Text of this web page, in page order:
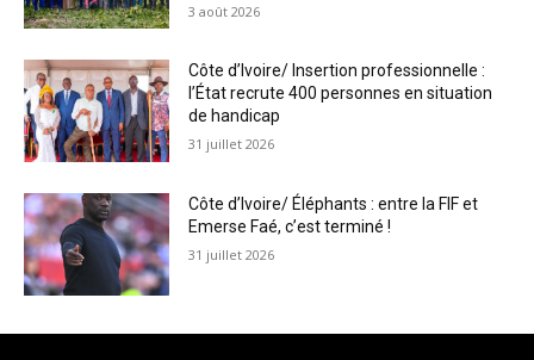
3 août 2026
Côte d’Ivoire/ Insertion professionnelle :
l’État recrute 400 personnes en situation
de handicap
31 juillet 2026
Côte d’Ivoire/ Éléphants : entre la FIF et
Emerse Faé, c’est terminé !
31 juillet 2026